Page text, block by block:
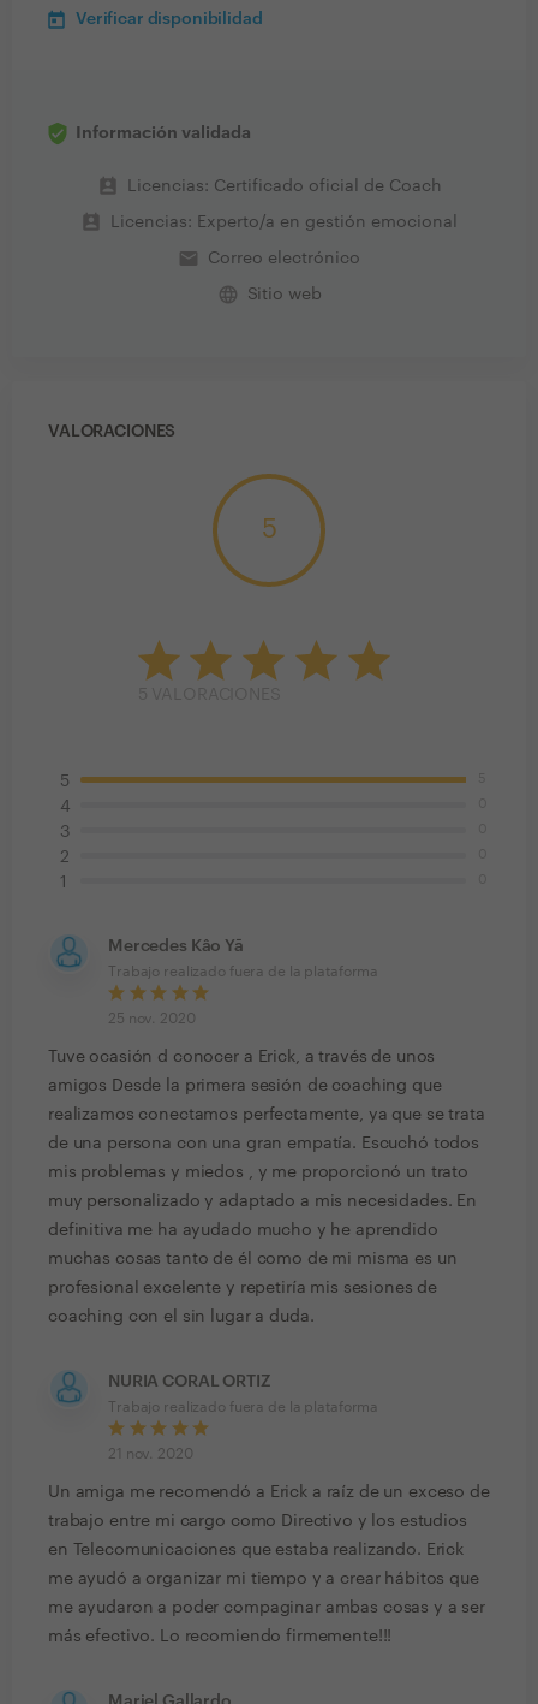
Verificar disponibilidad
Información validada
perm_contact_calendar Licencias: Certificado oficial de Coach
perm_contact_calendar Licencias: Experto/a en gestión emocional
email Correo electrónico
language Sitio web
VALORACIONES
5
5
4
3
2
1
Mercedes Kâo Yā
Trabajo realizado fuera de la plataforma
25 nov. 2020
Tuve ocasión d conocer a Erick, a través de unos
amigos Desde la primera sesión de coaching que
realizamos conectamos perfectamente, ya que se trata
de una persona con una gran empatía. Escuchó todos
mis problemas y miedos , y me proporcionó un trato
muy personalizado y adaptado a mis necesidades. En
definitiva me ha ayudado mucho y he aprendido
muchas cosas tanto de él como de mi misma es un
profesional excelente y repetiría mis sesiones de
coaching con el sin lugar a duda.
NURIA CORAL ORTIZ
Trabajo realizado fuera de la plataforma
21 nov. 2020
Un amiga me recomendó a Erick a raíz de un exceso de
trabajo entre mi cargo como Directivo y los estudios
en Telecomunicaciones que estaba realizando. Erick
me ayudó a organizar mi tiempo y a crear hábitos que
me ayudaron a poder compaginar ambas cosas y a ser
más efectivo. Lo recomiendo firmemente!!!